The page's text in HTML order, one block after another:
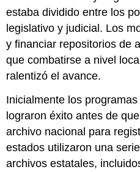
estaba dividido entre los
legislativo y judicial. Los
y financiar repositorios de
que combatirse a nivel
ralentizó el avance.
Inicialmente los
lograron éxito antes de
archivo nacional para
estados utilizaron una
archivos estatales,